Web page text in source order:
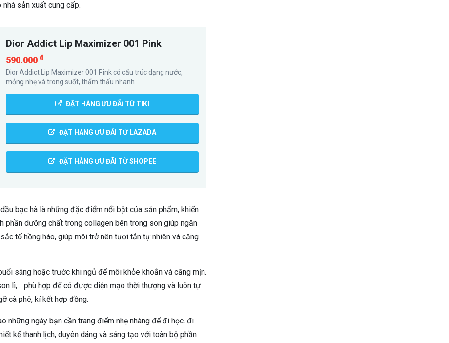
sản xuất cung cấp.
Dior Addict Lip Maximizer 001 Pink
590.000đ
Dior Addict Lip Maximizer 001 Pink có cấu trúc dạng nước,
mỏng nhẹ và trong suốt, thẩm thấu nhanh
ĐẶT HÀNG ƯU ĐÃi TỪ TIKI
ĐẶT HÀNG ƯU ĐÃI TỪ LAZADA
ĐẶT HÀNG ƯU ĐÃI TỪ SHOPEE
bạc hà là những đặc điểm nổi bật của sản phẩm, khiến
phần dưỡng chất trong collagen bên trong son giúp ngăn
tố hồng hào, giúp môi trở nên tươi tắn tự nhiên và căng
sáng hoặc trước khi ngủ để môi khỏe khoắn và căng mịn.
lì,… phù hợp để có được diện mạo thời thượng và luôn tự
cà phê, kí kết hợp đồng.
những ngày bạn cần trang điểm nhẹ nhàng để đi học, đi
kế thanh lịch, duyên dáng và sáng tạo với toàn bộ phần